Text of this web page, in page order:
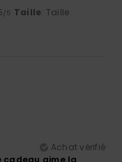
/5 Taille: Taille
Achat vérifié